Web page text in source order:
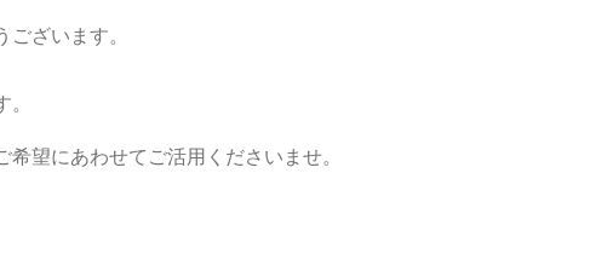
ざいます。
望にあわせてご活用くださいませ。